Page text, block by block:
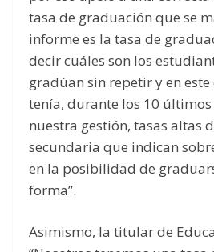
tasa de graduación que se
informe es la tasa de
decir cuáles son los
gradúan sin repetir y en este
tenía, durante los 10 últimos
nuestra gestión, tasas altas
secundaria que indican
en la posibilidad de
forma”.
Asimismo, la titular de